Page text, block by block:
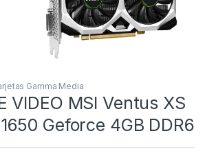
Gamma Media
VIDEO MSI Ventus XS
Geforce 4GB DDR6